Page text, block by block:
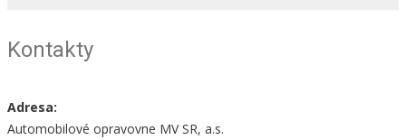
Kontakty
Adresa:
Automobilové opravovne MV SR, a.s.